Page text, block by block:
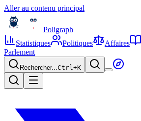
Aller au contenu principal
Poligraph
Statistiques
Politiques Affaires
Parlement
Rechercher...Ctrl+K